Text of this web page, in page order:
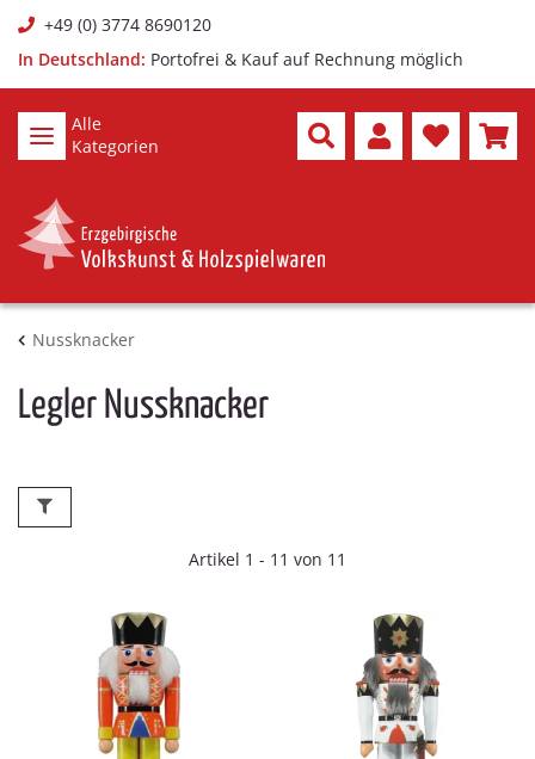
+49 (0) 3774 8690120
In Deutschland: Portofrei & Kauf auf Rechnung möglich
Alle
Kategorien
Nussknacker
Legler Nussknacker
Artikel 1 - 11 von 11